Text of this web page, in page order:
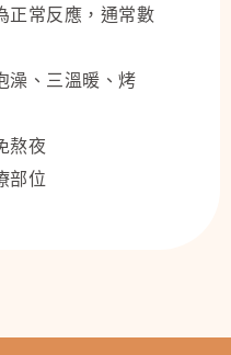
正常反應，通常數
澡、三溫暖、烤
熬夜
部位